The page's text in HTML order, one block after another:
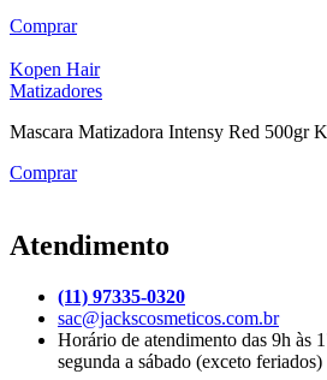
Comprar
Kopen Hair
Matizadores
Mascara Matizadora Intensy Red 500gr
Comprar
Atendimento
(11) 97335-0320
sac@jackscosmeticos.com.br
Horário de atendimento das 9h às
segunda a sábado (exceto feriados)